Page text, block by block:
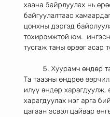
хаана байрлуулах нь
байгуулалтаас
цонхны дэргэд
тохиромжтой юм.
тусгаж таны өрөөг асар
5. Хуурамч өндөр
Та таазны өндрөө
илүү өндөр харагдуулж,
харагдуулах нэг арга
цагаан эсвэл цайвар